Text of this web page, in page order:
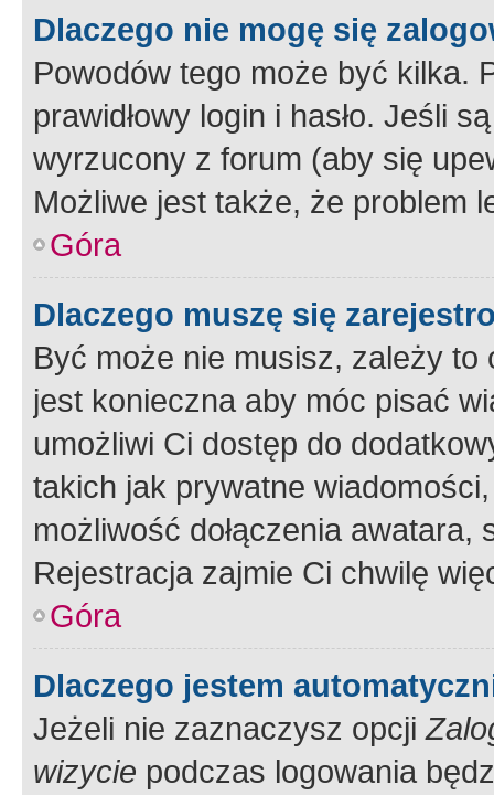
Dlaczego nie mogę się
Powodów tego może być kilka.
prawidłowy login i hasło. Jeśli
wyrzucony z forum (aby się
Możliwe jest także, że problem
Góra
Dlaczego muszę się
Być może nie musisz, zależy
jest konieczna aby móc pisać
umożliwi Ci dostęp do
takich jak prywatne
możliwość dołączenia
Rejestracja zajmie Ci chwilę
Góra
Dlaczego jestem
Jeżeli nie zaznaczysz opcji
wizycie podczas logowania